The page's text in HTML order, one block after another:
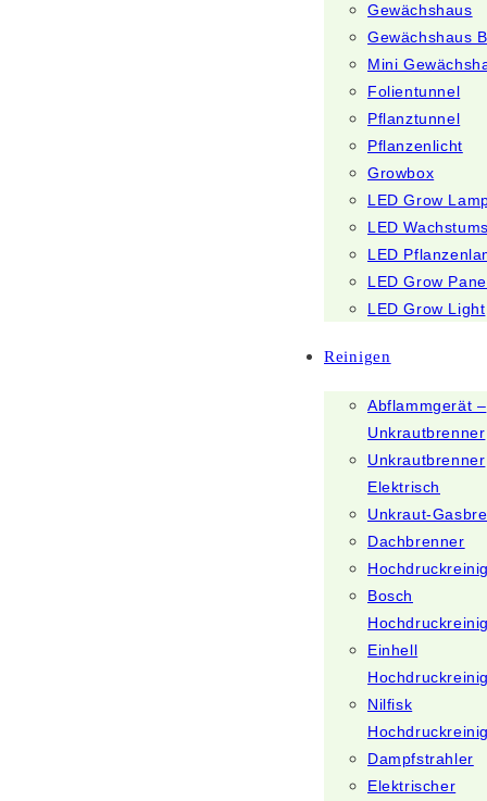
Gewächshaus
Gewächshaus
Mini
Folientunnel
Pflanztunnel
Pflanzenlicht
Growbox
LED Grow
LED
LED
LED Grow
LED Grow Light
Reinigen
Abflammgerät –
Unkrautbrenner
Unkrautbrenner
Elektrisch
Unkraut-
Dachbrenner
Bosch
Einhell
Nilfisk
Dampfstrahler
Elektrischer